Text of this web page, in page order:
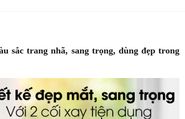
sắc trang nhã, sang trọng, dùng đẹp trong